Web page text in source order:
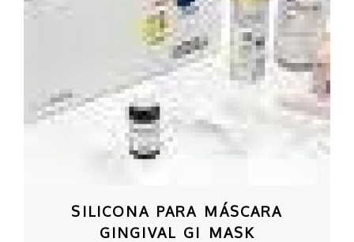
SILICONA PARA MÁSCARA
GINGIVAL GI MASK